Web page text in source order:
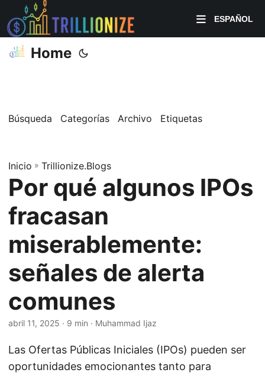
ESPAÑOL
Home
Búsqueda Categorías Archivo Etiquetas
Inicio » Trillionize.Blogs
Por qué algunos IPOs
fracasan
miserablemente:
señales de alerta
comunes
abril 11, 2025 · 9 min · Muhammad Ijaz
Las Ofertas Públicas Iniciales (IPOs) pueden ser
oportunidades emocionantes tanto para